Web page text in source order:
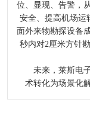
位、显现、告警，
安全、提高机场运
面外来物勘探设备
秒内对2厘米方针
未来，莱斯电子
术转化为场景化